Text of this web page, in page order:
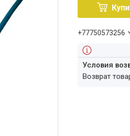
+77750573256
возврат